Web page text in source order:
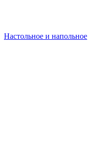
Настольное и напольное